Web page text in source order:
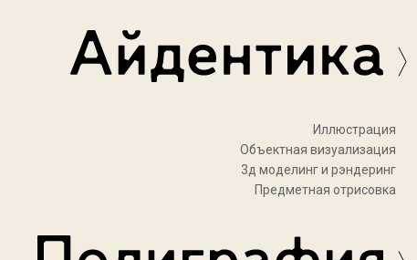
Иллюстрация
Объектная визуализация
3д моделинг и рэндеринг
Предметная отрисовка